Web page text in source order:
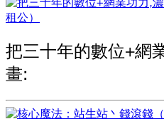
把三十年的數位+網
畫: